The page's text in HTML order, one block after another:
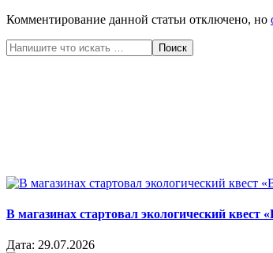
Комментирование данной статьи отключено, но
Поиск
В магазинах стартовал экологический квест
Дата: 29.07.2026